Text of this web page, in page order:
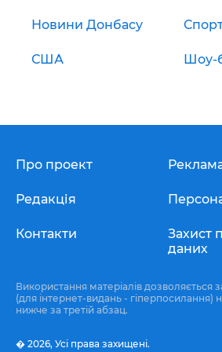
Новини Донбасу
США Шоу-
Про проект
Редакція
Контакти
Захист
даних
Використання матеріалів дозволяється
(для інтернет-видань - гіперпосилання)
нижче за третій абзац.
� 2026, Усі права захищені.